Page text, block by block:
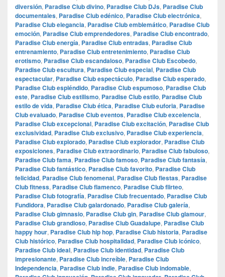
diversión, Paradise Club divino, Paradise Club DJs, Paradise Club
documentales, Paradise Club edénico, Paradise Club electrónica,
Paradise Club elegancia, Paradise Club emblemático, Paradise Club
emoción, Paradise Club emprendedores, Paradise Club encontrado,
Paradise Club energía, Paradise Club entradas, Paradise Club
entrenamiento, Paradise Club entretenimiento, Paradise Club
erotismo, Paradise Club escandaloso, Paradise Club Escobedo,
Paradise Club escultura, Paradise Club especial, Paradise Club
espectacular, Paradise Club espectáculo, Paradise Club esperado,
Paradise Club espléndido, Paradise Club espumoso, Paradise Club
este, Paradise Club estilismo, Paradise Club estilo, Paradise Club
estilo de vida, Paradise Club ética, Paradise Club euforia, Paradise
Club evaluado, Paradise Club eventos, Paradise Club excelencia,
Paradise Club excepcional, Paradise Club excitación, Paradise Club
exclusividad, Paradise Club exclusivo, Paradise Club experiencia,
Paradise Club explorado, Paradise Club explorador, Paradise Club
exposiciones, Paradise Club extraordinario, Paradise Club fabuloso,
Paradise Club fama, Paradise Club famoso, Paradise Club fantasía,
Paradise Club fantástico, Paradise Club favorito, Paradise Club
felicidad, Paradise Club fenomenal, Paradise Club fiestas, Paradise
Club fitness, Paradise Club flamenco, Paradise Club flirteo,
Paradise Club fotografía, Paradise Club frecuentado, Paradise Club
Fundidora, Paradise Club galardonado, Paradise Club galería,
Paradise Club gimnasio, Paradise Club gin, Paradise Club glamour,
Paradise Club grandioso, Paradise Club Guadalupe, Paradise Club
happy hour, Paradise Club hip hop, Paradise Club historia, Paradise
Club histórico, Paradise Club hospitalidad, Paradise Club icónico,
Paradise Club ideal, Paradise Club identidad, Paradise Club
impresionante, Paradise Club increíble, Paradise Club
Independencia, Paradise Club indie, Paradise Club indomable,